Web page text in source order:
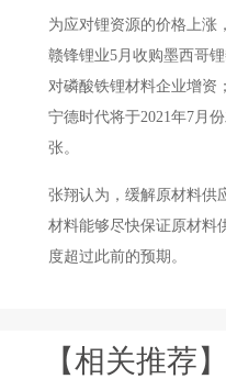
为应对锂资源的价格上涨
赣锋锂业5月收购墨西哥锂
对磷酸铁锂材料企业增资
宁德时代将于2021年7月
张。
张翔认为，缓解原材料供
材料能够尽快保证原材料供
度超过此前的预期。
【相关推荐】